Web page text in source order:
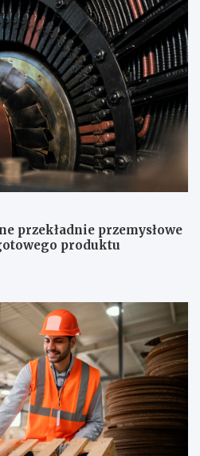
przekładnie przemysłowe
produktu